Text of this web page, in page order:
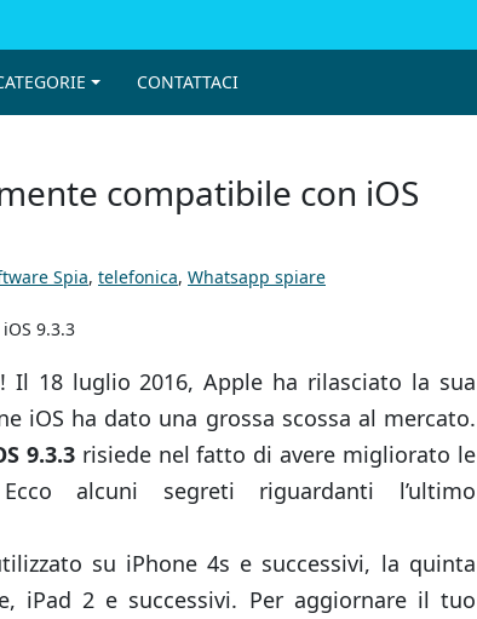
CONTATTACI
compatibile con iOS
Spia, telefonica, Whatsapp spiare
Il 18 luglio 2016, Apple ha rilasciato la sua
iOS ha dato una grossa scossa al mercato.
9.3.3 risiede nel fatto di avere migliorato le
alcuni segreti riguardanti l’ultimo
su iPhone 4s e successivi, la quinta
iPad 2 e successivi. Per aggiornare il tuo